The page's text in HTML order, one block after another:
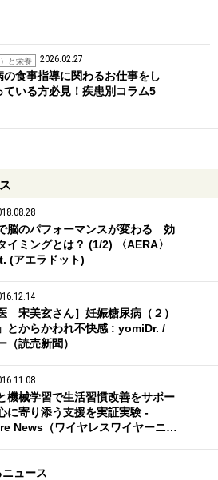
と栄養 2026.02.27
の食事指導に関わるお仕事をし
ている方必見！疾患別コラム5
脳のパフォーマンスが変わる 効
イミングとは？ (1/2) 〈AERA〉
(アエラドット)
宋美玄さん］妊娠糖尿病（２）
とからかわれ不快感 : yomiDr. /
（読売新聞）
機械学習で生活習慣改善をサポー
に寄り添う支援を実証実験 -
News（ワイヤレスワイヤーニ…
ュース